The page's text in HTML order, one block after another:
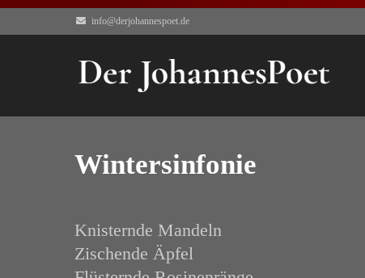
info@derjohannespoet.de
Wintersinfonie
Knisternde Mandeln
Zischende Äpfel